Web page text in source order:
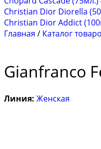
Christian Dior Diorella
Christian Dior Addict
Главная / Каталог
Gianfranco
Линия: Женская